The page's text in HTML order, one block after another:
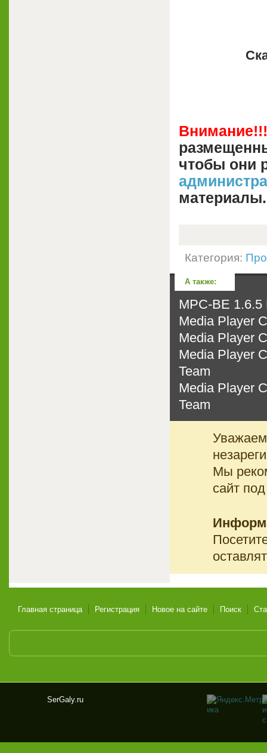
Внимание!!!
чтобы они
материалы.
Категория:
А также:
MPC-BE 1.6.5
Media Player
Media Player
Media Player
Team
Media Player
Team
Мы
сайт
Главная страница Регистрация Новое на сайте Поиск
y.ru
SerGaly.ru